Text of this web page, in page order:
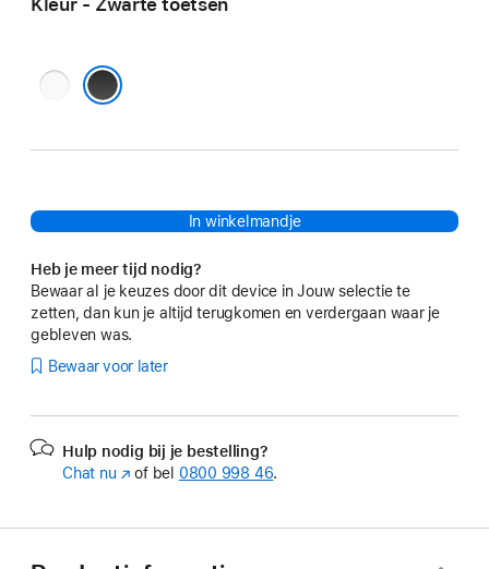
Kleur - Zwarte toetsen
Witte
toetsen
In winkelmandje
Heb je meer tijd nodig?
Bewaar al je keuzes door dit device in Jouw selectie te
zetten, dan kun je altijd terugkomen en verdergaan waar je
gebleven was.
Bewaar voor later
Hulp nodig bij je bestelling?
Chat nu (Wordt
of bel 0800 998 46.